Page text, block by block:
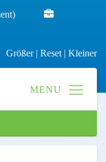
Größer| Reset | Kleiner